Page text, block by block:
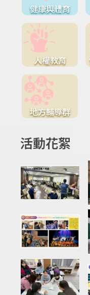
健康與體育
人權教育
地方輔導群
活動花絮